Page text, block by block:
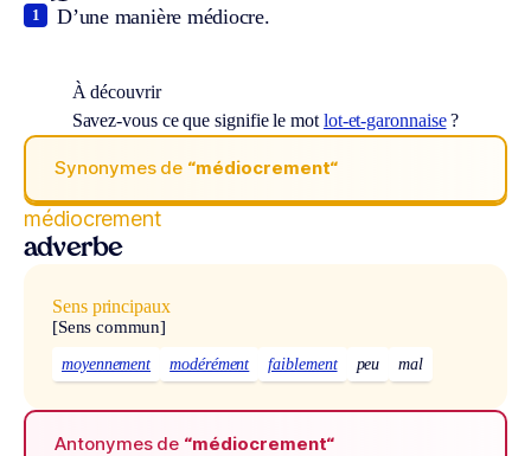
D’une manière médiocre.
1
À découvrir
Savez-vous ce que signifie le mot lot-et-garonnaise?
Synonymes de “médiocrement“
médiocrement
adverbe
Sens principaux
[Sens commun]
moyennement modérément faiblement peu mal
Antonymes de “médiocrement“